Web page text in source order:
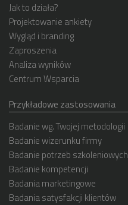
Jak to działa?
Projektowanie ankiety
Wygląd i branding
Zaproszenia
Analiza wyników
Centrum Wsparcia
Przykładowe zastosowania
Badanie wg. Twojej metodologii
Badanie wizerunku firmy
Badanie potrzeb szkoleniowych
Badanie kompetencji
Badania marketingowe
Badania satysfakcji klientów